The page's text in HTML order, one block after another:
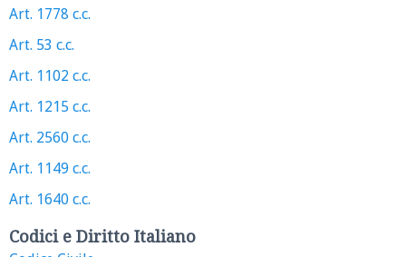
Art. 1778 c.c.
Art. 53 c.c.
Art. 1102 c.c.
Art. 1215 c.c.
Art. 2560 c.c.
Art. 1149 c.c.
Art. 1640 c.c.
Codici e Diritto Italiano